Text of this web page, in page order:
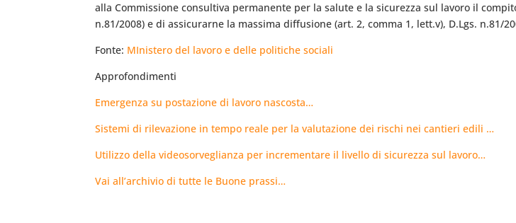
alla Commissione consultiva permanente per la salute e la sicurezza sul lavoro il
n.81/2008) e di assicurarne la massima diffusione (art. 2, comma 1, lett.v), D.Lgs. n.81/
Fonte: MInistero del lavoro e delle politiche sociali
Approfondimenti
Emergenza su postazione di lavoro nascosta…
Sistemi di rilevazione in tempo reale per la valutazione dei rischi nei cantieri edili …
Utilizzo della videosorveglianza per incrementare il livello di sicurezza sul lavoro…
Vai all’archivio di tutte le Buone prassi…